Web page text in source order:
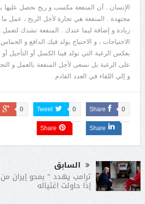
الإنسان . أن المنفعة مكسب و ربح نحصل عليها
مجتهدة . المنفعة هي تجارة لأجل الربح ، عمل
زيادة و إضافة ليما عندك . المنفعة تشدك
الاحتياجات ، و الاحتياج يولد فيك الدافع و
بعكس الرغبة التي تولد فينا الكسل أو التأجيل
على الرغبة بل نسعى لأجل المنفعة بالعمل و
و إلي اللقاء في العدد القادم .
Share 0
Tweet 0
0
Share
Share
السابق
ترامب يهدد ” بمحو إيران
إذا حاولت اغتياله